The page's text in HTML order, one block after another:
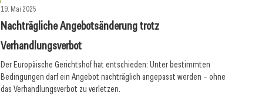
19. Mai 2025
Nachträgliche Angebotsänderung trotz
Verhandlungsverbot
Der Europäische Gerichtshof hat entschieden: Unter bestimmten
Bedingungen darf ein Angebot nachträglich angepasst werden – ohne
das Verhandlungsverbot zu verletzen.